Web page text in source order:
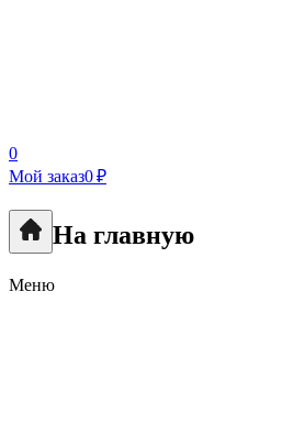
0
Мой заказ0 ₽
На главную
Меню